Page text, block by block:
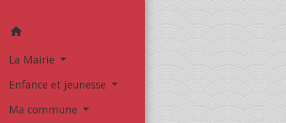
home
La Mairie
Enfance et jeunesse
Ma commune